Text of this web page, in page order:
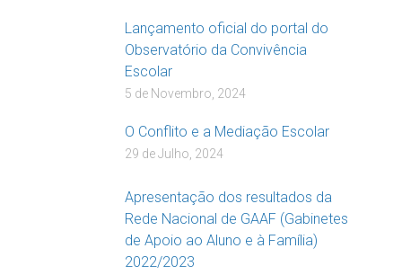
Lançamento oficial do portal do
Observatório da Convivência
Escolar
5 de Novembro, 2024
O Conflito e a Mediação Escolar
29 de Julho, 2024
Apresentação dos resultados da
Rede Nacional de GAAF (Gabinetes
de Apoio ao Aluno e à Família)
2022/2023